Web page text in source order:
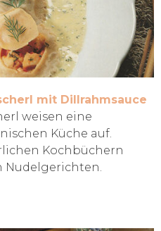
mit Dillrahmsauce
weisen eine
Küche auf.
Kochbüchern
Nudelgerichten.